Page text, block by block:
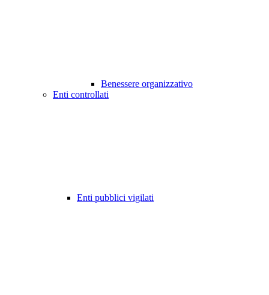
Benessere organizzativo
Enti controllati
Enti pubblici vigilati